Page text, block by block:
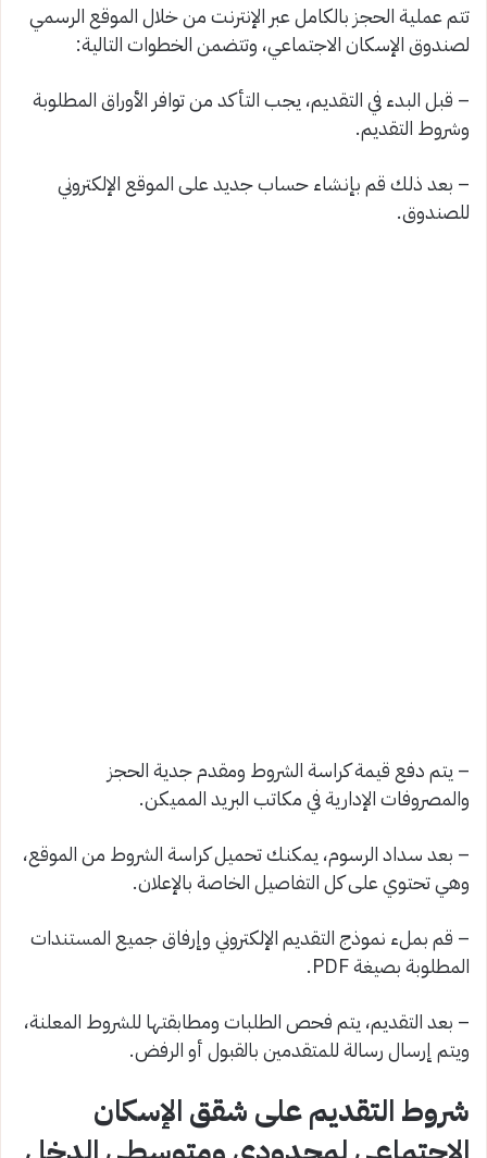
تتم عملية الحجز بالكامل عبر الإنترنت من خلال الموقع الرسمي
لصندوق الإسكان الاجتماعي، وتتضمن الخطوات التالية:
– قبل البدء في التقديم، يجب التأكد من توافر الأوراق المطلوبة
وشروط التقديم.
– بعد ذلك قم بإنشاء حساب جديد على الموقع الإلكتروني
للصندوق.
– يتم دفع قيمة كراسة الشروط ومقدم جدية الحجز
والمصروفات الإدارية في مكاتب البريد المميكن.
– بعد سداد الرسوم، يمكنك تحميل كراسة الشروط من الموقع،
وهي تحتوي على كل التفاصيل الخاصة بالإعلان.
– قم بملء نموذج التقديم الإلكتروني وإرفاق جميع المستندات
المطلوبة بصيغة PDF.
– بعد التقديم، يتم فحص الطلبات ومطابقتها للشروط المعلنة،
ويتم إرسال رسالة للمتقدمين بالقبول أو الرفض.
شروط التقديم على شقق الإسكان